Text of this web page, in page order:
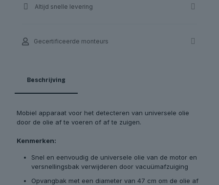
Altijd snelle levering
Gecertificeerde monteurs
Beschrijving
Mobiel apparaat voor het detecteren van universele olie
door de olie af te voeren of af te zuigen.
Kenmerken:
Snel en eenvoudig de universele olie van de motor en
versnellingsbak verwijderen door vacuümafzuiging
Opvangbak met een diameter van 47 cm om de olie af